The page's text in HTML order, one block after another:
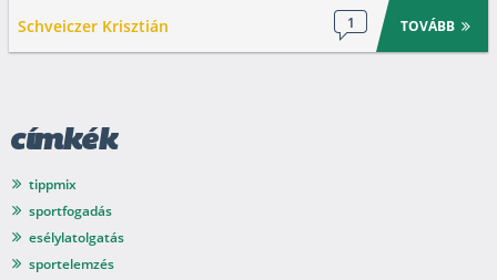
Schveiczer Krisztián 1 TOVÁBB
címkék
tippmix
sportfogadás
esélylatolgatás
sportelemzés